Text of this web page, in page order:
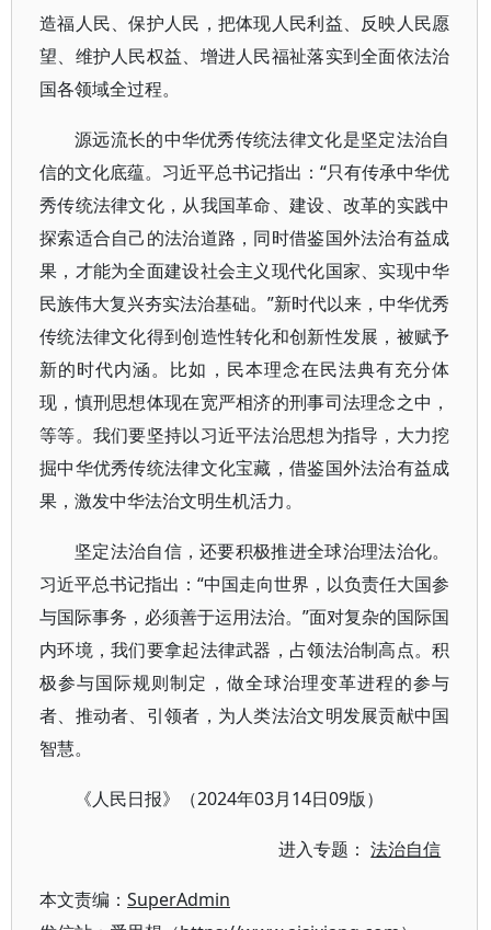
造福人民、保护人民，把体现人民利益、反映人民愿
望、维护人民权益、增进人民福祉落实到全面依法治
国各领域全过程。
源远流长的中华优秀传统法律文化是坚定法治自
信的文化底蕴。习近平总书记指出：“只有传承中华优
秀传统法律文化，从我国革命、建设、改革的实践中
探索适合自己的法治道路，同时借鉴国外法治有益成
果，才能为全面建设社会主义现代化国家、实现中华
民族伟大复兴夯实法治基础。”新时代以来，中华优秀
传统法律文化得到创造性转化和创新性发展，被赋予
新的时代内涵。比如，民本理念在民法典有充分体
现，慎刑思想体现在宽严相济的刑事司法理念之中，
等等。我们要坚持以习近平法治思想为指导，大力挖
掘中华优秀传统法律文化宝藏，借鉴国外法治有益成
果，激发中华法治文明生机活力。
坚定法治自信，还要积极推进全球治理法治化。
习近平总书记指出：“中国走向世界，以负责任大国参
与国际事务，必须善于运用法治。”面对复杂的国际国
内环境，我们要拿起法律武器，占领法治制高点。积
极参与国际规则制定，做全球治理变革进程的参与
者、推动者、引领者，为人类法治文明发展贡献中国
智慧。
《人民日报》（2024年03月14日09版）
进入专题：法治自信
本文责编： SuperAdmin